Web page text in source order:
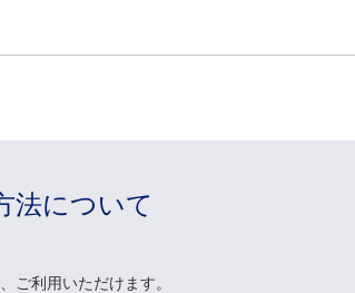
法について
ご利用いただけます。